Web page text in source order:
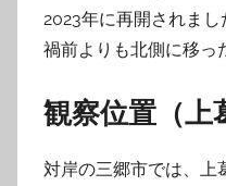
2023年に再開されま
禍前よりも北側に移っ
観察位置（上
対岸の三郷市では、上